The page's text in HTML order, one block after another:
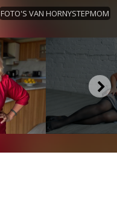
FOTO'S VAN HORNYSTEPMOM